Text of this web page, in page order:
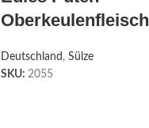
Oberkeulenfleisch
Deutschland ,Sülze
SKU:2055